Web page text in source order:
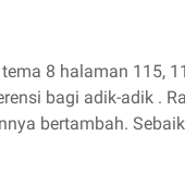
8 halaman 115,
bagi adik-adik .
bertambah.